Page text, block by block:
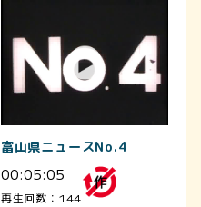
富山県ニュースNo.4
00:05:05
再生回数：144